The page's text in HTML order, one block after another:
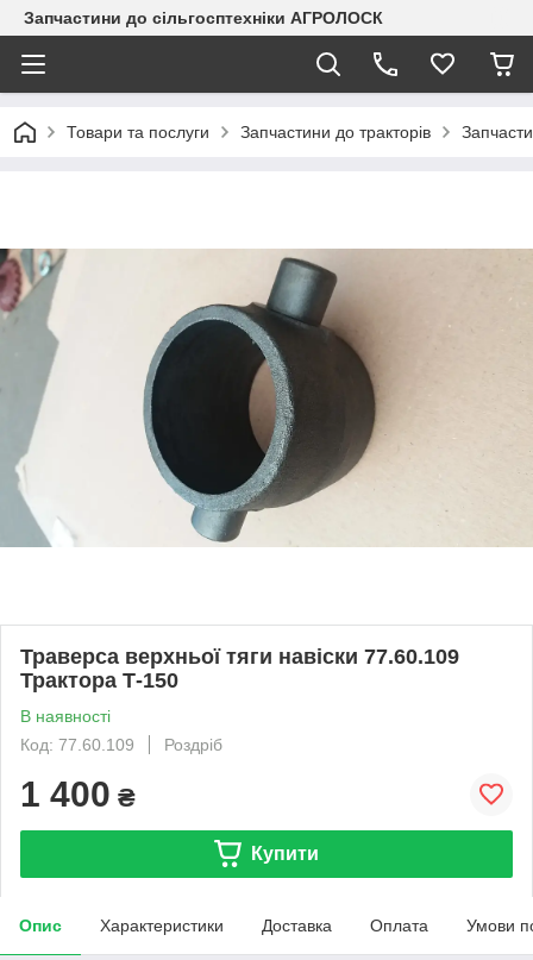
Запчастини до сільгосптехніки АГРОЛОСК
Товари та послуги Запчастини до тракторів
Траверса верхньої тяги навіски 77.60.109
Трактора Т-150
В наявності
Код: 77.60.109
Роздріб
1 400 ₴
Купити
Опис Характеристики Доставка Оплата Умови